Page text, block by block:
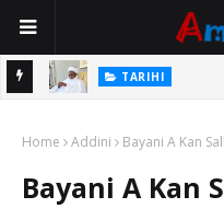
Mata TARIHI
Hassan
Home Addini Bayani A Kan
Bayani A Kan